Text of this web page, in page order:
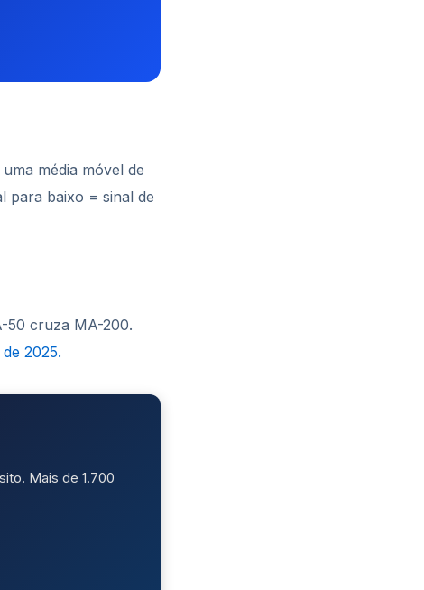
média móvel de
para baixo = sinal de
50 cruza MA-200.
2025.
Mais de 1.700